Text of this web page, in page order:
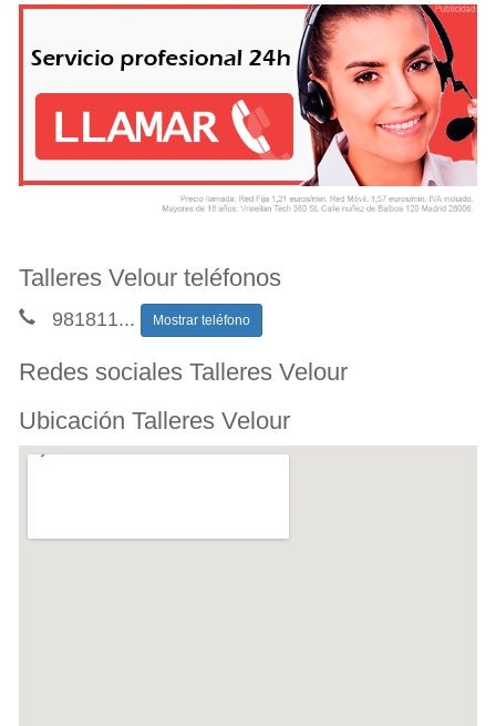
Talleres Velour teléfonos
981811... Mostrar teléfono
Redes sociales Talleres Velour
Ubicación Talleres Velour